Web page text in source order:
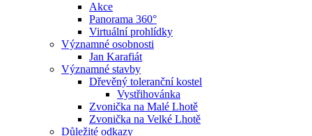
Akce
Panorama 360°
Virtuální prohlídky
Významné osobnosti
Jan Karafiát
Významné stavby
Dřevěný toleranční kostel
Vystřihovánka
Zvonička na Malé Lhotě
Zvonička na Velké Lhotě
Důležité odkazy